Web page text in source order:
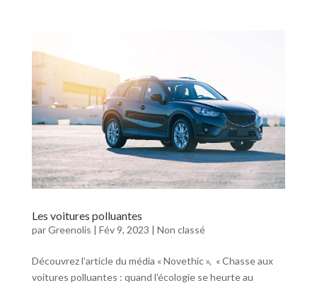
Les voitures polluantes
parGreenolis | Fév 9, 2023 | Non classé
Découvrez l’article du média « Novethic », « Chasse aux
voitures polluantes : quand l’écologie se heurte au